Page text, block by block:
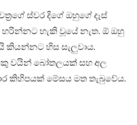
ස්වර දිගේ ඔහුගේ දෑස්
හරින්නට හැකි වූයේ නැත. ඕ ඔහු
කියන්නට හිස සැලුවාය.
වයින් බෝතලයක් සහ අල
කිහිපයක් මේසය මත තැබුවේය.